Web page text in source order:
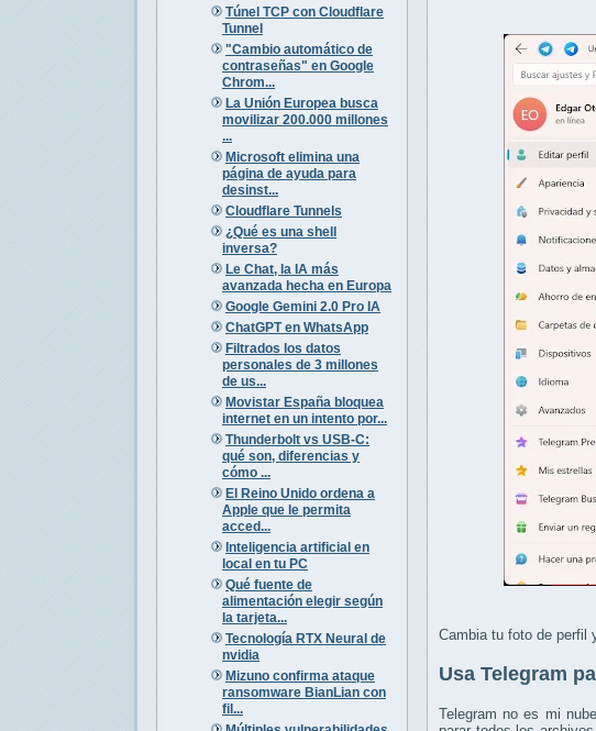
Túnel TCP con Cloudflare
Tunnel
"Cambio automático de
contraseñas" en Google
Chrom...
La Unión Europea busca
movilizar 200.000 millones
...
Microsoft elimina una
página de ayuda para
desinst...
Cloudflare Tunnels
¿Qué es una shell
inversa?
Le Chat, la IA más
avanzada hecha en Europa
Google Gemini 2.0 Pro IA
ChatGPT en WhatsApp
Filtrados los datos
personales de 3 millones
de us...
Movistar España bloquea
internet en un intento por...
Thunderbolt vs USB-C:
qué son, diferencias y
cómo ...
El Reino Unido ordena a
Apple que le permita
acced...
Inteligencia artificial en
local en tu PC
Qué fuente de
alimentación elegir según
la tarjeta...
Tecnología RTX Neural de
nvidia
Mizuno confirma ataque
ransomware BianLian con
fil...
Cambia tu foto de perfil
Usa Telegram
Telegram no es mi